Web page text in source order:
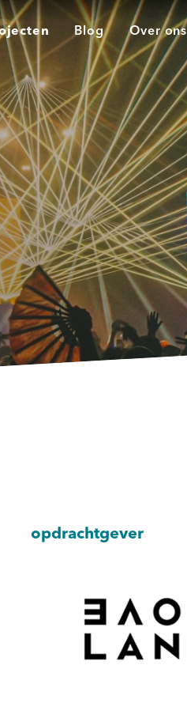
Blog Over ons
opdrachtgever